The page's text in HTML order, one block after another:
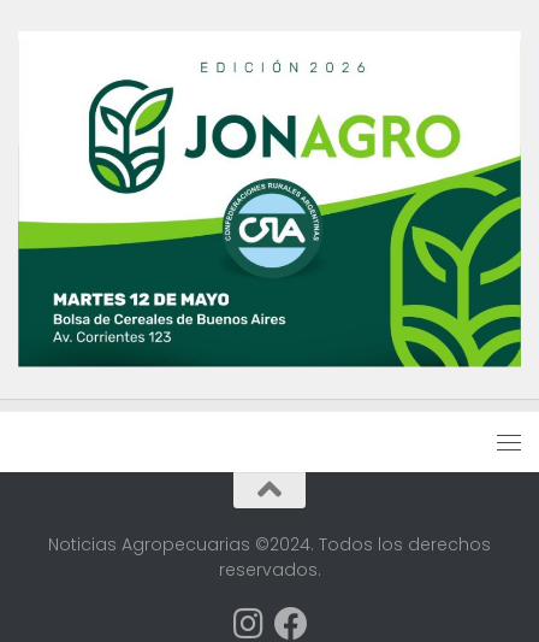
Noticias Agropecuarias ©2024. Todos los derechos
reservados.